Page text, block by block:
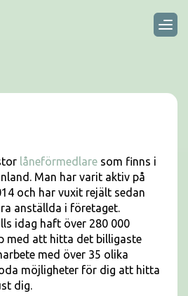
låneförmedlare som finns i
Man har varit aktiv på
och har vuxit rejält sedan
anställda i företaget.
idag haft över 280 000
med att hitta det billigaste
med över 35 olika
möjligheter för dig att hitta
dig.